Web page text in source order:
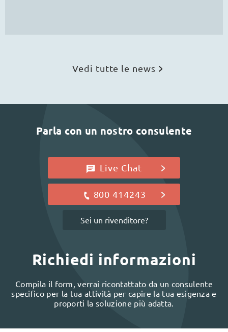
Vedi tutte le news
Parla con un nostro consulente
Live Chat
800 414243
Sei un rivenditore?
Richiedi informazioni
Compila il form, verrai ricontattato da un consulente
specifico per la tua attività per capire la tua esigenza e
proporti la soluzione più adatta.